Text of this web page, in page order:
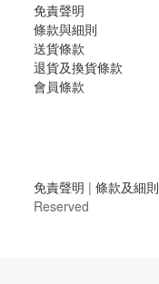
免責聲明
條款與細則
送貨條款
退貨及換貨條款
會員條款
免責聲明 | 條款及細則
Reserved